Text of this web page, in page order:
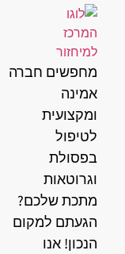
מחפשים חברה
אמינה
ומקצועית
לטיפול
בפסולת
וגרוטאות
מתכת שלכם?
הגעתם למקום
הנכון! אנו